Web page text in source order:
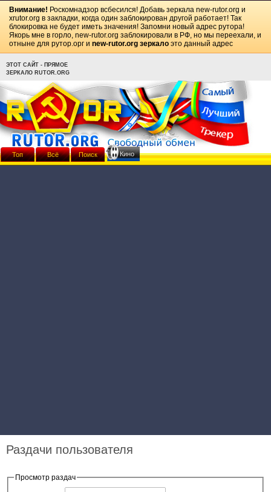
Внимание! Роскомнадзор всбесился! Добавь зеркала new-rutor.org и
xrutor.org в закладки, когда один заблокирован другой работает! Так
блокировка не будет иметь значения! Запомни новый адрес рутора!
Якорь мне в горло, new-rutor.org заблокировали в РФ, но мы переехали, и
отныне для рутор.орг и new-rutor.org зеркало это данный адрес
ЭТОТ САЙТ - ПРЯМОЕ
ЗЕРКАЛО RUTOR.ORG
Раздачи пользователя
Просмотр раздач